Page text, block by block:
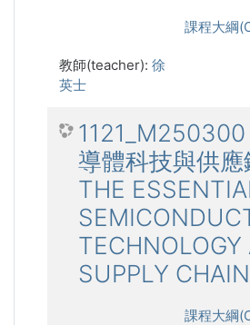
課程大綱
教師(teacher): 徐
英士
1121_M250300
導體科技與供應
THE
TECHNOLOGY
SUPPLY
課程大綱